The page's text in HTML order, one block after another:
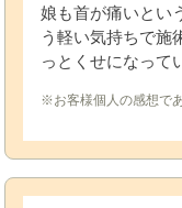
娘も首が痛いとい
う軽い気持ちで施
っとくせになって
※お客様個人の感想で